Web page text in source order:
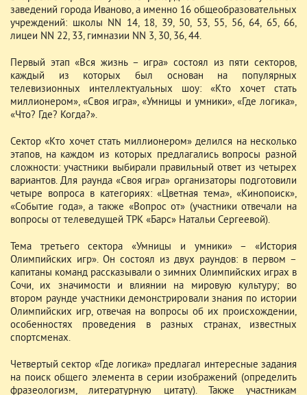
заведений города Иваново, а именно 16 общеобразовательных
учреждений: школы NN 14, 18, 39, 50, 53, 55, 56, 64, 65, 66,
лицеи NN 22, 33, гимназии NN 3, 30, 36, 44.
Первый этап «Вся жизнь – игра» состоял из пяти секторов,
каждый из которых был основан на популярных
телевизионных интеллектуальных шоу: «Кто хочет стать
миллионером», «Своя игра», «Умницы и умники», «Где логика»,
«Что? Где? Когда?».
Сектор «Кто хочет стать миллионером» делился на несколько
этапов, на каждом из которых предлагались вопросы разной
сложности: участники выбирали правильный ответ из четырех
вариантов. Для раунда «Своя игра» организаторы подготовили
четыре вопроса в категориях: «Цветная тема», «Кинопоиск»,
«Событие года», а также «Вопрос от» (участники отвечали на
вопросы от телеведущей ТРК «Барс» Натальи Сергеевой).
Тема третьего сектора «Умницы и умники» – «История
Олимпийских игр». Он состоял из двух раундов: в первом –
капитаны команд рассказывали о зимних Олимпийских играх в
Сочи, их значимости и влиянии на мировую культуру; во
втором раунде участники демонстрировали знания по истории
Олимпийских игр, отвечая на вопросы об их происхождении,
особенностях проведения в разных странах, известных
спортсменах.
Четвертый сектор «Где логика» предлагал интересные задания
на поиск общего элемента в серии изображений (определить
фразеологизм, литературную цитату). Также участникам